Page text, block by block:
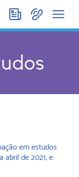
em estudos
abril de 2021, e